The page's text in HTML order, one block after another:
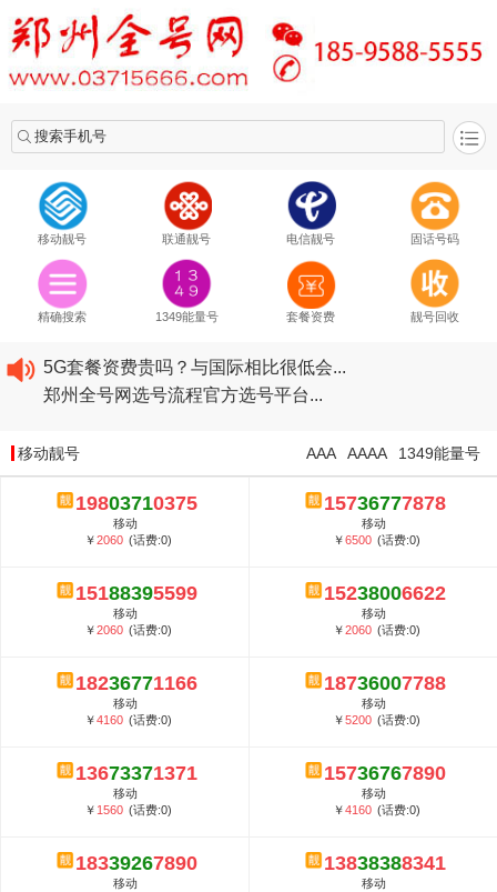
搜索手机号
移动靓号 联通靓号 电信靓号 固话号码
精确搜索 1349能量号 套餐资费 靓号回收
2020​移动最新套餐资费...
2020​联通最新套餐资费...
5G套餐资费贵吗？与国际相比很低会...
郑州全号网选号流程官方选号平台...
2020​联通最新套餐资费...
2020​电信最新套餐资费...
5G套餐资费贵吗？与国际相比很低会...
郑州全号网选号流程官方选号平台...
移动靓号 1349能量号
AAAA
AAA
19803710375
移动
￥2060 (话费:0)
15736777878
移动
￥6500 (话费:0)
15188395599
移动
￥2060 (话费:0)
15238006622
移动
￥2060 (话费:0)
18236771166
移动
￥4160 (话费:0)
18736007788
移动
￥5200 (话费:0)
13673371371
移动
￥ 1560 (话费:0)
15736767890
移动
￥4160 (话费:0)
18339267890
移动
13838388341
移动